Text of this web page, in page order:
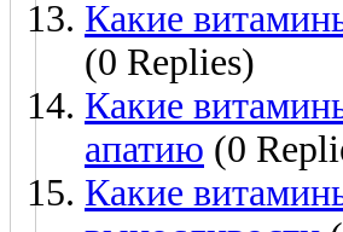
Какие
(0 Replies)
Какие
апатию (0
Какие